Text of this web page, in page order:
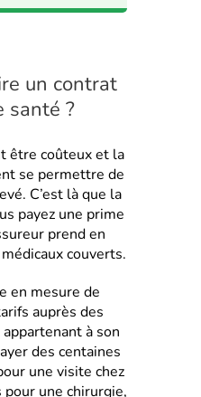
un contrat
santé ?
être coûteux et la
se permettre de
C’est là que la
payez une prime
prend en
couverts.
en mesure de
auprès des
à son
des centaines
une visite chez
une chirurgie,